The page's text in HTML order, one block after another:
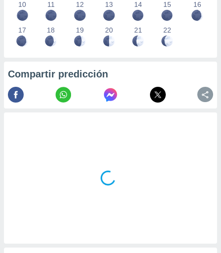
10 11 12 13 14 15 16
17 18 19 20 21 22
Compartir predicción